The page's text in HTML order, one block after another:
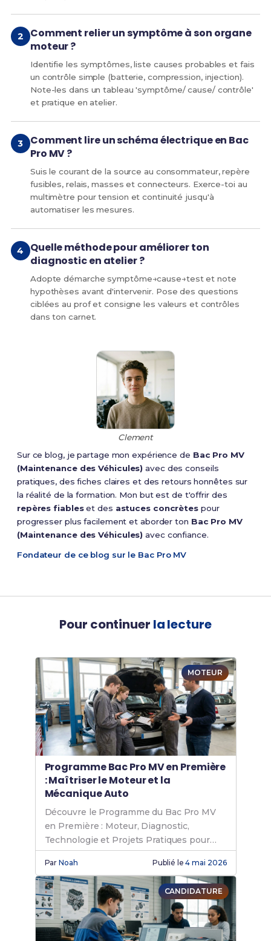
Comment relier un symptôme à son organe
moteur ?
Identifie les symptômes, liste causes probables et fais
un contrôle simple (batterie, compression, injection).
Note-les dans un tableau 'symptôme/ cause/ contrôle'
et pratique en atelier.
Comment lire un schéma électrique en Bac
Pro MV ?
Suis le courant de la source au consommateur, repère
fusibles, relais, masses et connecteurs. Exerce-toi au
multimètre pour tension et continuité jusqu'à
automatiser les mesures.
Quelle méthode pour améliorer ton
diagnostic en atelier ?
Adopte démarche symptôme→cause→test et note
hypothèses avant d'intervenir. Pose des questions
ciblées au prof et consigne les valeurs et contrôles
dans ton carnet.
Clement
Sur ce blog, je partage mon expérience de Bac Pro MV
(Maintenance des Véhicules) avec des conseils
pratiques, des fiches claires et des retours honnêtes sur
la réalité de la formation. Mon but est de t'offrir des
repères fiableset des astuces concrètespour
progresser plus facilement et aborder ton Bac Pro MV
(Maintenance des Véhicules) avec confiance.
Fondateur de ce blog sur le Bac Pro MV
Pour continuer la lecture
MOTEUR
Programme Bac Pro MV en Première
: Maîtriser le Moteur et la
Mécanique Auto
Découvre le Programme du Bac Pro MV
en Première : Moteur, Diagnostic,
Technologie et Projets Pratiques pour
Réussir.
ParNoah Publié le4 mai 2026
CANDIDATURE